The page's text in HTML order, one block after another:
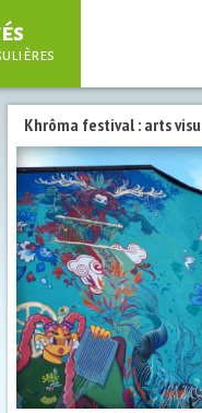
Khrôma festival : arts